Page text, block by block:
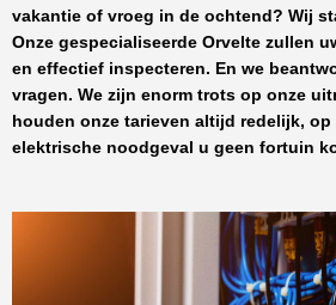
vakantie of vroeg in de ochtend? Wij
Onze gespecialiseerde Orvelte zullen
en effectief inspecteren. En we
vragen. We zijn enorm trots op onze
houden onze tarieven altijd redelijk, op
elektrische noodgeval u geen fortuin